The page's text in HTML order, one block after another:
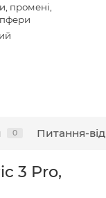
промені,
0 Питання-
3 Pro,